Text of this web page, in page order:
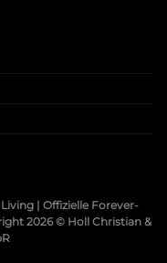
| Offizielle Forever-
2026 © Holl Christian &